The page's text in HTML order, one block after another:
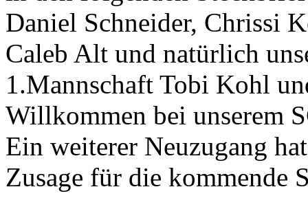
Daniel Schneider, Chrissi
Caleb Alt und natürlich
1.Mannschaft Tobi Kohl
Willkommen bei unserem
Ein weiterer Neuzugang
Zusage für die kommende